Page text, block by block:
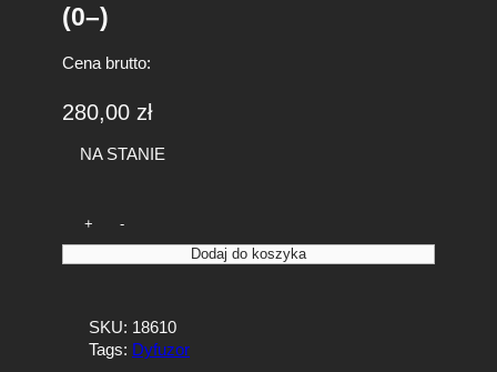
(0–)
Cena brutto:
280,00 zł
NA STANIE
o
-
+
Dodaj do koszyka
SKU: 18610
Tags: Dyfuzor